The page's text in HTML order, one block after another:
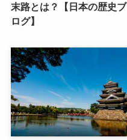
末路とは？【日本の歴史ブ
ログ】